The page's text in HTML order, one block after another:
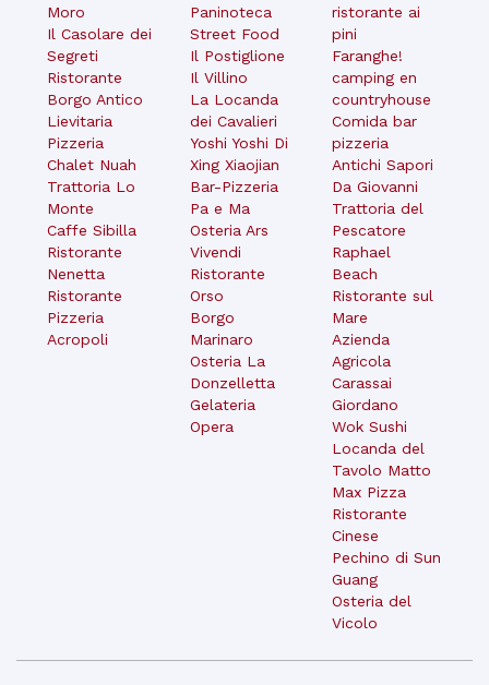
Moro
Il Casolare dei
Segreti
Ristorante
Borgo Antico
Lievitaria
Pizzeria
Chalet Nuah
Trattoria Lo
Monte
Caffe Sibilla
Ristorante
Nenetta
Ristorante
Pizzeria
Acropoli
Paninoteca
Street Food
Il Postiglione
Il Villino
La Locanda
dei Cavalieri
Yoshi Yoshi Di
Xing Xiaojian
Bar-Pizzeria
Pa e Ma
Osteria Ars
Vivendi
Ristorante
Orso
Borgo
Marinaro
Osteria La
Donzelletta
Gelateria
Opera
ristorante ai
pini
Faranghe!
camping en
countryhouse
Comida bar
pizzeria
Antichi Sapori
Da Giovanni
Trattoria del
Pescatore
Raphael
Beach
Ristorante sul
Mare
Azienda
Agricola
Carassai
Giordano
Wok Sushi
Locanda del
Tavolo Matto
Max Pizza
Ristorante
Cinese
Pechino di Sun
Guang
Osteria del
Vicolo